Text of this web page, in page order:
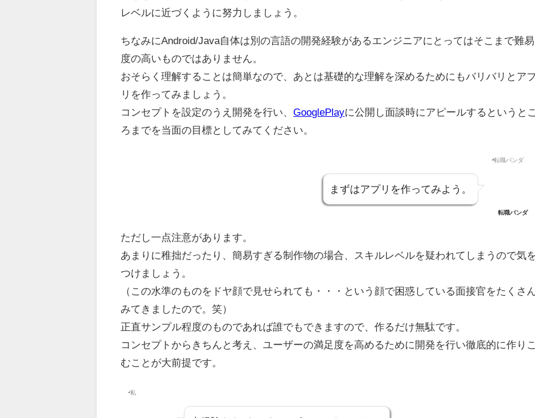
レベルに近づくように努力しましょう。
ちなみにAndroid/Java自体は別の言語の開発経験があるエンジニアにとってはそこまで難易
度の高いものではありません。
おそらく理解することは簡単なので、あとは基礎的な理解を深めるためにもバリバリとア
リを作ってみましょう。
コンセプトを設定のうえ開発を行い、GooglePlayに公開し面談時にアピールするというと
ろまでを当面の目標としてみてください。
まずはアプリを作ってみよう。
転職パンダ
ただし一点注意があります。
あまりに稚拙だったり、簡易すぎる制作物の場合、スキルレベルを疑われてしまうので気
つけましょう。
（この水準のものをドヤ顔で見せられても・・・という顔で困惑している面接官をたくさ
みてきましたので。笑）
正直サンプル程度のものであれば誰でもできますので、作るだけ無駄です。
コンセプトからきちんと考え、ユーザーの満足度を高めるために開発を行い徹底的に作り
むことが大前提です。